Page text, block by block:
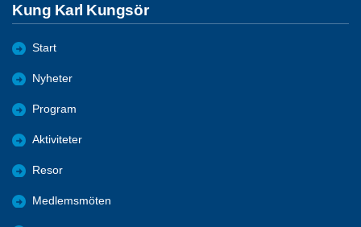
Kung Karl Kungsör
Start
Nyheter
Program
Aktiviteter
Resor
Medlemsmöten